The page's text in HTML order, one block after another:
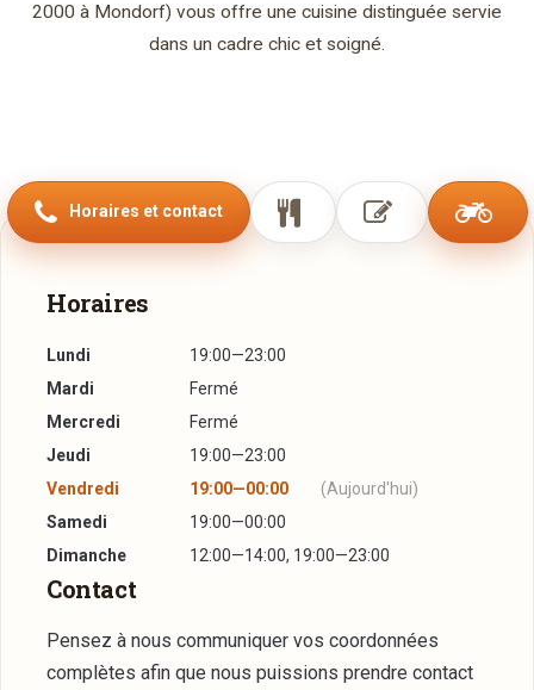
2000 à Mondorf) vous offre une cuisine distinguée servie
dans un cadre chic et soigné.
Horaires et contact
Horaires
Lundi
19:00—23:00
Mardi
Fermé
Mercredi
Fermé
Jeudi
19:00—23:00
Vendredi
19:00—00:00
(Aujourd'hui)
Samedi
19:00—00:00
Dimanche
12:00—14:00, 19:00—23:00
Contact
Pensez à nous communiquer vos coordonnées
complètes afin que nous puissions prendre contact